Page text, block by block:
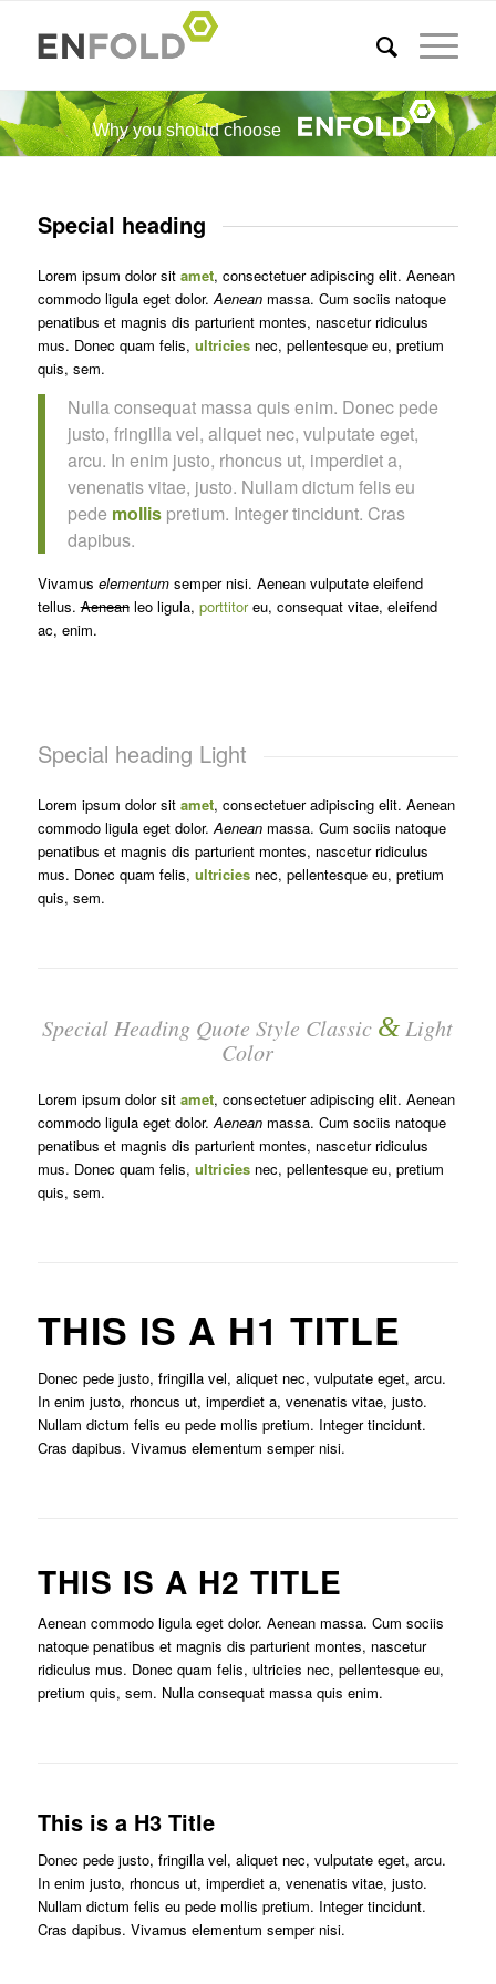
Why you should choose
Special heading
Lorem ipsum dolor sit amet, consectetuer adipiscing elit. Aenean
commodo ligula eget dolor. Aeneanmassa. Cum sociis natoque
penatibus et magnis dis parturient montes, nascetur ridiculus
mus. Donec quam felis, ultriciesnec, pellentesque eu, pretium
quis, sem.
Nulla consequat massa quis enim. Donec pede
justo, fringilla vel, aliquet nec, vulputate eget,
arcu. In enim justo, rhoncus ut, imperdiet a,
venenatis vitae, justo. Nullam dictum felis eu
pede mollispretium. Integer tincidunt. Cras
dapibus.
Vivamus elementumsemper nisi. Aenean vulputate eleifend
tellus.Aeneanleo ligula, porttitoreu, consequat vitae, eleifend
ac, enim.
Special heading Light
Lorem ipsum dolor sit amet, consectetuer adipiscing elit. Aenean
commodo ligula eget dolor.Aeneanmassa. Cum sociis natoque
penatibus et magnis dis parturient montes, nascetur ridiculus
mus. Donec quam felis, ultriciesnec, pellentesque eu, pretium
quis, sem.
Special Heading Quote Style Classic &Light
Color
Lorem ipsum dolor sit amet, consectetuer adipiscing elit. Aenean
commodo ligula eget dolor.Aeneanmassa. Cum sociis natoque
penatibus et magnis dis parturient montes, nascetur ridiculus
mus. Donec quam felis, ultriciesnec, pellentesque eu, pretium
quis, sem.
THIS IS A H1 TITLE
Donec pede justo, fringilla vel, aliquet nec, vulputate eget, arcu.
In enim justo, rhoncus ut, imperdiet a, venenatis vitae, justo.
Nullam dictum felis eu pede mollis pretium. Integer tincidunt.
Cras dapibus. Vivamus elementum semper nisi.
THIS IS A H2 TITLE
Aenean commodo ligula eget dolor. Aenean massa. Cum sociis
natoque penatibus et magnis dis parturient montes, nascetur
ridiculus mus. Donec quam felis, ultricies nec, pellentesque eu,
pretium quis, sem. Nulla consequat massa quis enim.
This is a H3 Title
Donec pede justo, fringilla vel, aliquet nec, vulputate eget, arcu.
In enim justo, rhoncus ut, imperdiet a, venenatis vitae, justo.
Nullam dictum felis eu pede mollis pretium. Integer tincidunt.
Cras dapibus. Vivamus elementum semper nisi.